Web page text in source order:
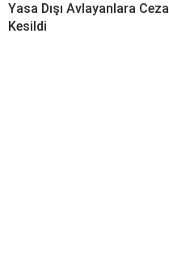
Yasa Dışı Avlayanlara Ceza
Kesildi